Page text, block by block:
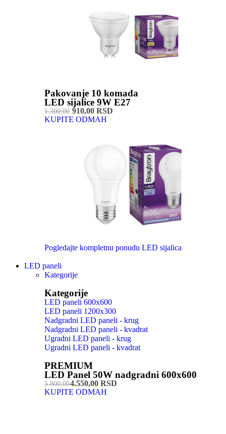
Pakovanje 10 komada
LED sijalice 9W E27
1.300,00910,00 RSD
KUPITE ODMAH
Pogledajte kompletnu ponudu LED sijalica
LED paneli
Kategorije
Kategorije
LED paneli 600x600
LED paneli 1200x300
Nadgradni LED paneli - krug
Nadgradni LED paneli - kvadrat
Ugradni LED paneli - krug
Ugradni LED paneli - kvadrat
PREMIUM
LED Panel 50W nadgradni 600x600
5.800,004.550,00 RSD
KUPITE ODMAH